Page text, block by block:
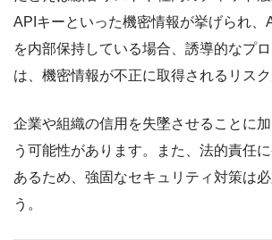
APIキーといった機密情報が挙げられ、
を内部保持している場合、誘導的なプ
は、機密情報が不正に取得されるリスク
企業や組織の信用を失墜させることに
う可能性があります。また、法的責任
あるため、強固なセキュリティ対策は
う。